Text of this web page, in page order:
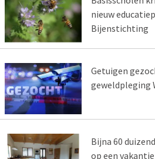
nieuw
Bijenstichting
Getuigen
geweldpleging
Bijna 60
op een